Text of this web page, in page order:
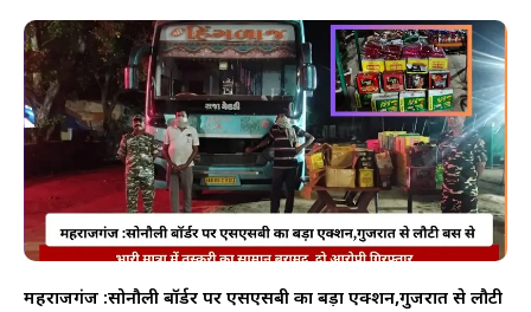
महराजगंज :सोनौली बॉर्डर पर एसएसबी का बड़ा एक्शन,गुजरात से लौटी